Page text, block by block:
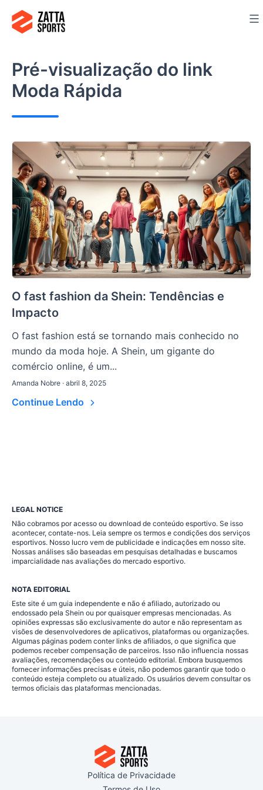
para
conteúdo
Pré-visualização do link
Moda Rápida
O fast fashion da Shein: Tendências e
Impacto
O fast fashion está se tornando mais conhecido no
mundo da moda hoje. A Shein, um gigante do
comércio online, é um...
Amanda Nobre · abril 8, 2025
Continue Lendo
LEGAL NOTICE
Não cobramos por acesso ou download de conteúdo esportivo. Se isso
acontecer, contate-nos. Leia sempre os termos e condições dos serviços
esportivos. Nosso lucro vem de publicidade e indicações em nosso site.
Nossas análises são baseadas em pesquisas detalhadas e buscamos
imparcialidade nas avaliações do mercado esportivo.
NOTA EDITORIAL
Este site é um guia independente e não é afiliado, autorizado ou
endossado pela Shein ou por quaisquer empresas mencionadas. As
opiniões expressas são exclusivamente do autor e não representam as
visões de desenvolvedores de aplicativos, plataformas ou organizações.
Algumas páginas podem conter links de afiliados, o que significa que
podemos receber compensação de parceiros. Isso não influencia nossas
avaliações, recomendações ou conteúdo editorial. Embora busquemos
fornecer informações precisas e úteis, não podemos garantir que todo o
conteúdo esteja completo ou atualizado. Os usuários devem consultar os
termos oficiais das plataformas mencionadas.
Política de Privacidade